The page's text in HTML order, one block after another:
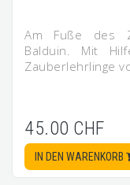
Am Fuße des
Balduin. Mit
Zauberlehrlinge
45.00 CHF
IN DEN WARENKORB